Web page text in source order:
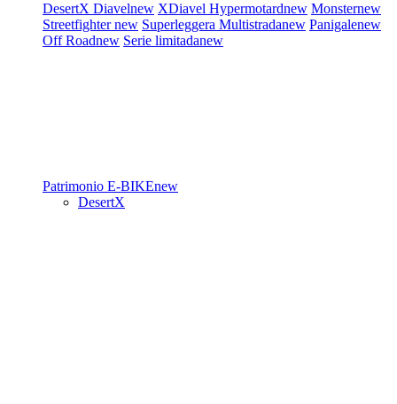
DesertX Diavelnew XDiavel Hypermotardnew Monsternew
Streetfighternew Superleggera Multistradanew Panigalenew
Off Roadnew Serie limitadanew
Patrimonio E-BIKEnew
DesertX